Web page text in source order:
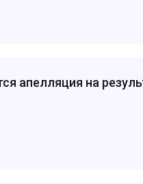
апелляция на